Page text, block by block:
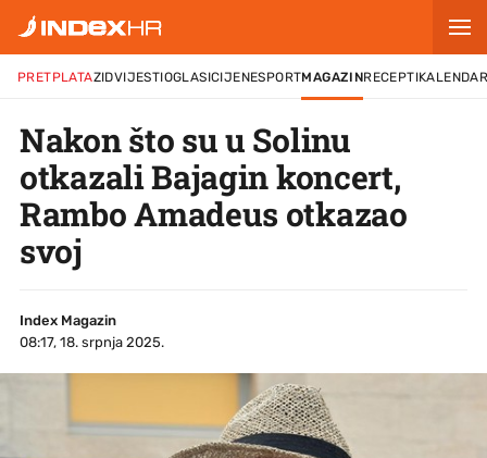
PRETPLATAZIDVIJESTIOGLASICIJENESPORTMAGAZINRECEPTI
Nakon što su u Solinu
otkazali Bajagin koncert,
Rambo Amadeus otkazao
svoj
Index Magazin
08:17, 18. srpnja 2025.